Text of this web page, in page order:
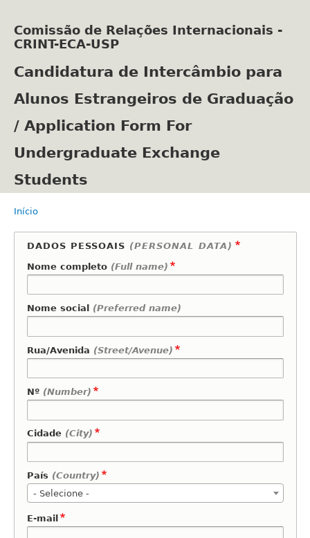
o
Comissão de Relações Internacionais -
CRINT-ECA-USP
Candidatura de Intercâmbio para
Alunos Estrangeiros de Graduação
/ Application Form For
Undergraduate Exchange
Students
Trilha
navegação
Início
DADOS PESSOAIS (PERSONAL DATA)
Nome completo (Full name)
Nome social (Preferred name)
Rua/Avenida (Street/Avenue)
Nº (Number)
Cidade (City)
País (Country)
- Selecione -
E-
E-mail